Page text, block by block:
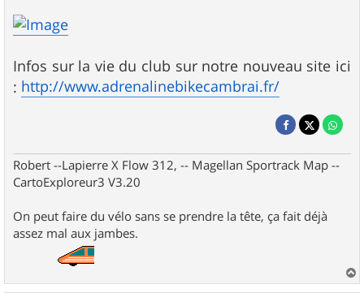
Infos sur la vie du club sur notre nouveau site ici
: http://www.adrenalinebikecambrai.fr/
Robert --Lapierre X Flow 312, -- Magellan Sportrack Map --
CartoExploreur3 V3.20
On peut faire du vélo sans se prendre la tête, ça fait déjà
assez mal aux jambes.
a